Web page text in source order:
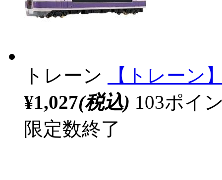
トレーン
【トレーン
¥1,027(税込) 103ポイ
限定数終了